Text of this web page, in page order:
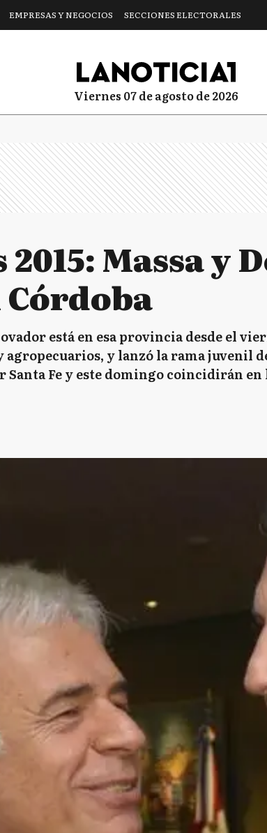
EMPRESAS Y NEGOCIOS SECCIONES ELECTORALES
viernes 07 de agosto de 2026
Massa y
está en esa provincia desde el
y lanzó la rama juvenil
Santa Fe y este domingo coincidirán en